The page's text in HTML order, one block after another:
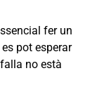
fer un
pot esperar
no està